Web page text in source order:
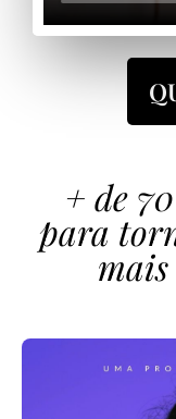
+ de
para